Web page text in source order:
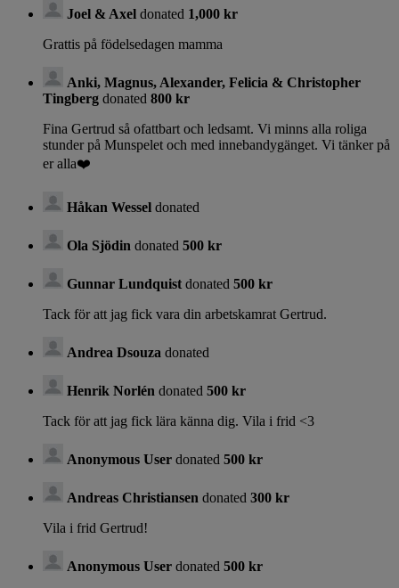
Joel & Axel donated 1,000 kr
Grattis på födelsedagen mamma
Anki, Magnus, Alexander, Felicia & Christopher
Tingberg donated 800 kr
Fina Gertrud så ofattbart och ledsamt. Vi minns alla roliga
stunder på Munspelet och med innebandygänget. Vi tänker på
er alla❤️
Håkan Wessel donated
Ola Sjödin donated 500 kr
Gunnar Lundquist donated 500 kr
Tack för att jag fick vara din arbetskamrat Gertrud.
Andrea Dsouza donated
Henrik Norlén donated 500 kr
Tack för att jag fick lära känna dig. Vila i frid <3
Anonymous User donated 500 kr
Andreas Christiansen donated 300 kr
Vila i frid Gertrud!
Anonymous User donated 500 kr